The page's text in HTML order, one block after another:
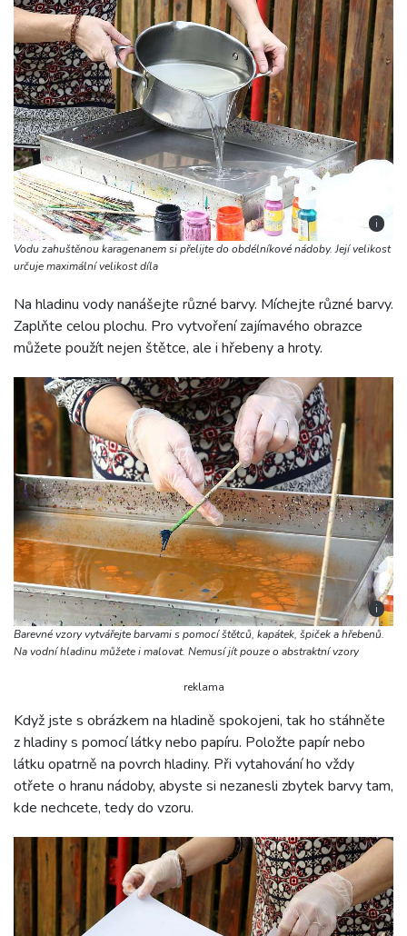
i
Vodu zahuštěnou karagenanem si přelijte do obdélníkové nádoby. Její velikost
určuje maximální velikost díla
Na hladinu vody nanášejte různé barvy. Míchejte různé barvy.
Zaplňte celou plochu. Pro vytvoření zajímavého obrazce
můžete použít nejen štětce, ale i hřebeny a hroty.
i
Barevné vzory vytvářejte barvami s pomocí štětců, kapátek, špiček a hřebenů.
Na vodní hladinu můžete i malovat. Nemusí jít pouze o abstraktní vzory
reklama
Když jste s obrázkem na hladině spokojeni, tak ho stáhněte
z hladiny s pomocí látky nebo papíru. Položte papír nebo
látku opatrně na povrch hladiny. Při vytahování ho vždy
otřete o hranu nádoby, abyste si nezanesli zbytek barvy tam,
kde nechcete, tedy do vzoru.